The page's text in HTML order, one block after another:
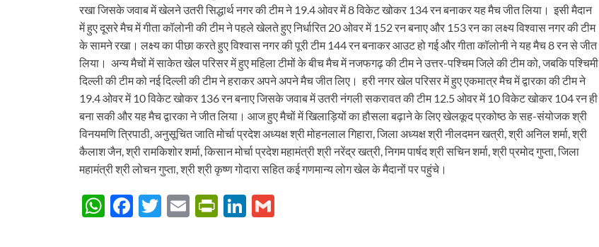
रखा जिसके जवाब में खेलने उतरी सिद्धार्थ नगर की टीम ने 19.4 ओवर में 8 विकेट खोकर 134 रन बनाकर यह मैच जीत लिया। इसी मैदान
में हुए दूसरे मैच में गीता कॉलोनी की टीम ने पहले खेलते हुए निर्धारित 20 ओवर में 152 रन बनाए और 153 रन का लक्ष्य विश्वास नगर की टीम
के सामने रखा। लक्ष्य का पीछा करते हुए विश्वास नगर की पूरी टीम 144 रन बनाकर आउट हो गई और गीता कॉलोनी ने यह मैच 8 रन से जीत
लिया। अन्य मैचों में साकेत खेल परिसर में हुए महिला टीमों के बीच मैच में नजफगढ़ की टीम ने उत्तर-पश्चिम जिले की टीम को, जबकि पश्चिमी
दिल्ली की टीम को नई दिल्ली की टीम ने हराकर अपने अपने मैच जीत लिए। हरी नगर खेल परिसर में हुए एकमात्र मैच में द्वारका की टीम ने
19.4 ओवर में 10 विकेट खोकर 136 रन बनाए जिसके जवाब में उतरी नंगली सकरावत की टीम 12.5 ओवर में 10 विकेट खोकर 104 रन ही
बना सकी और यह मैच द्वारका ने जीत लिया। आज हुए मैचों में खिलाड़ियों का हौसला बढ़ाने के लिए खेलकूद प्रकोष्ठ के सह-संयोजक श्री
विनयमणि त्रिपाठी, अनुसूचित जाति मोर्चा प्रदेश अध्यक्ष श्री मोहनलाल गिहारा, जिला अध्यक्ष श्री नीलदमन खत्री, श्री अनिल शर्मा, श्री
कैलाश जैन, श्री रामकिशोर शर्मा, किसान मोर्चा प्रदेश महामंत्री श्री नरेंद्र खत्री, निगम पार्षद श्री सचिन शर्मा, श्री प्रमोद गुप्ता, जिला
महामंत्री श्री लोचन गुप्ता, श्री श्री कृष्ण गोदारा सहित कई गणमान्य लोग खेल के मैदानों पर पहुंचे।
W F
T
E
P
Li